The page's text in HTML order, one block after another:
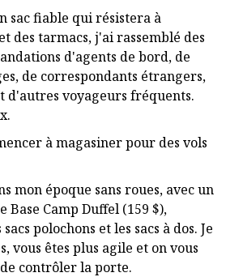
sac fiable qui résistera à
des tarmacs, j'ai rassemblé des
d'agents de bord, de
de correspondants étrangers,
d'autres voyageurs fréquents.
à magasiner pour des vols
mon époque sans roues, avec un
Base Camp Duffel (159 $),
polochons et les sacs à dos. Je
vous êtes plus agile et on vous
contrôler la porte.